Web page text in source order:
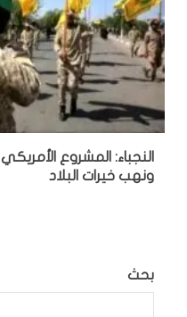
النجباء: المشروع
ونهب خيرات البلاد
بحث